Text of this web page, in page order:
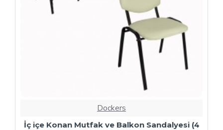
Dockers
Kapitoneli Sandalye (Deri) (4 Adet) - Yeşil